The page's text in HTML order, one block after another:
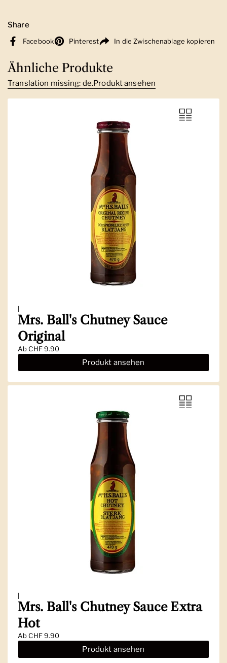
Share
Facebook Pinterest In die Zwischenablage kopieren
Ähnliche Produkte
Translation missing: de.Produkt ansehen
Mrs. Ball's Chutney Sauce
Original
AbCHF 9.90
Produkt ansehen
Mrs. Ball's Chutney Sauce Extra
Hot
AbCHF 9.90
Produkt ansehen